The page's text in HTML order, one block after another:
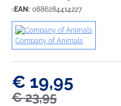
€ 19,95
€ 23,95
EAN: 0886284414227
Company of Animals